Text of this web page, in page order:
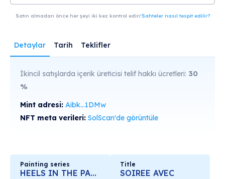
Satın almadan önce her şeyi iki kez kontrol edin!Sahteler nasıl tespit edilir?
Detaylar Tarih Teklifler
İkincil satışlarda içerik üreticisi telif hakkı ücretleri: 30
%
Mint adresi: Aibk...1DMw
NFT meta verileri: SolScan'de görüntüle
Painting series
HEELS IN THE PARISIAN METRO
Title
SOIREE AVEC